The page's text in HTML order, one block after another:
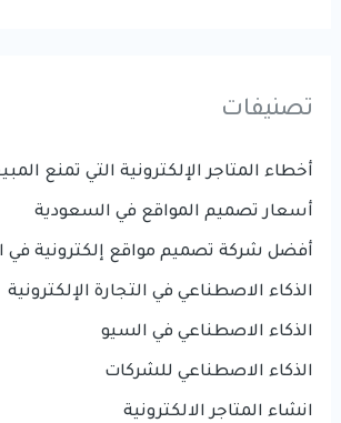
تصنيفات
أخطاء المتاجر الإلكترونية التي تمنع
أسعار تصميم المواقع في السعودية
أفضل شركة تصميم مواقع إلكترونية في
الذكاء الاصطناعي في التجارة الإلكترونية
الذكاء الاصطناعي في السيو
الذكاء الاصطناعي للشركات
انشاء المتاجر الالكترونية